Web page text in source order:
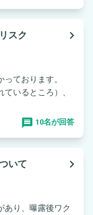
スク
navigate_next
ております。
いるところ）、
10名が回答
いて
navigate_next
あり、曝露後ワク